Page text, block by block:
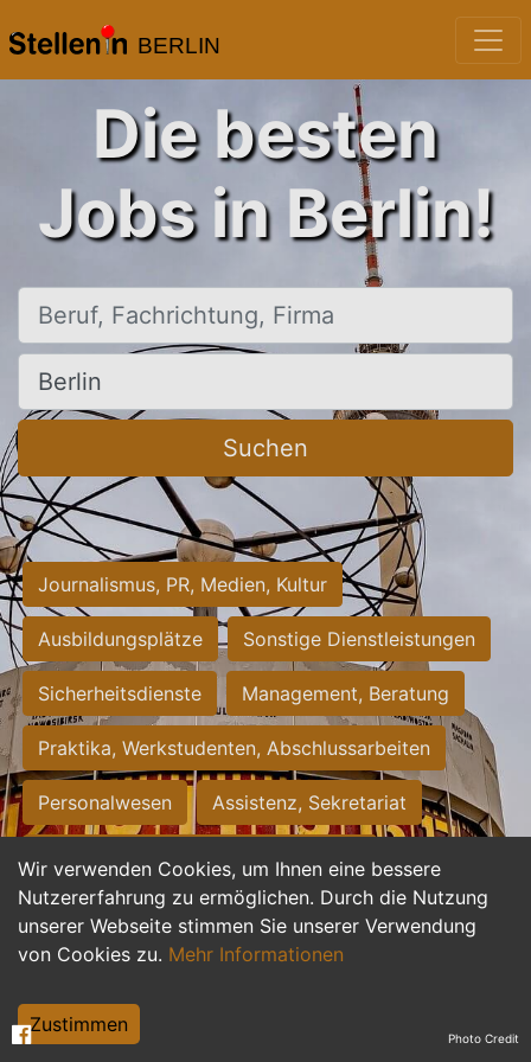
BERLIN
Wir verwenden Cookies, um Ihnen eine bessere
Nutzererfahrung zu ermöglichen. Durch die Nutzung
unserer Webseite stimmen Sie unserer Verwendung
von Cookies zu. Mehr Informationen
Zustimmen
Die besten
Jobs in Berlin!
Beruf, Fachrichtung, Firma
Ort, Stadt
Suchen
Journalismus, PR, Medien, Kultur
Ausbildungsplätze Sonstige Dienstleistungen
Sicherheitsdienste Management, Beratung
Praktika, Werkstudenten, Abschlussarbeiten
Personalwesen Assistenz, Sekretariat
Hilfskräfte, Aushilfs- und Nebenjobs
Einkauf, Logistik, Materialwirtschaft
Weiterbildung, Studium, duale Ausbildung
Tourismus
Photo Credit